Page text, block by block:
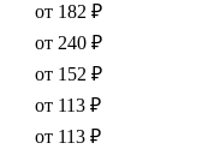
от 182 ₽
от 240 ₽
от 152 ₽
от 113 ₽
от 113 ₽